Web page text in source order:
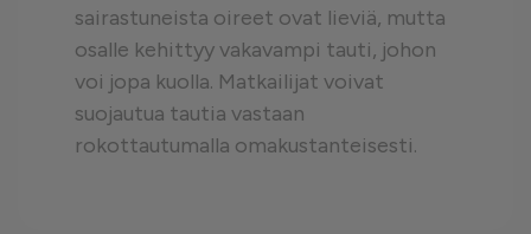
sairastuneista oireet ovat lieviä, mutta
osalle kehittyy vakavampi tauti, johon
voi jopa kuolla. Matkailijat voivat
suojautua tautia vastaan
rokottautumalla omakustanteisesti.